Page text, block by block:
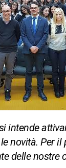
intende
novità. Per
delle nostre